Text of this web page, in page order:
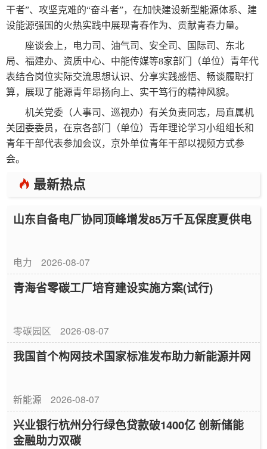
干者”、攻坚克难的“奋斗者”，在加快建设新型能源体系、建
设能源强国的火热实践中展现青春作为、贡献青春力量。
座谈会上，电力司、油气司、安全司、国际司、东北
局、福建办、资质中心、中能传媒等8家部门（单位）青年代
表结合岗位实际交流思想认识、分享实践感悟、畅谈履职打
算，展现了能源青年昂扬向上、实干笃行的精神风貌。
机关党委（人事司、巡视办）有关负责同志，局直属机
关团委委员，在京各部门（单位）青年理论学习小组组长和
青年干部代表参加会议，京外单位青年干部以视频方式参
会。
最新热点
山东自备电厂协同顶峰增发85万千瓦保度夏供电
电力 2026-08-07
青海省零碳工厂培育建设实施方案(试行)
零碳园区 2026-08-07
我国首个构网技术国家标准发布助力新能源并网
新能源 2026-08-07
兴业银行杭州分行绿色贷款破1400亿 创新储能
金融助力双碳